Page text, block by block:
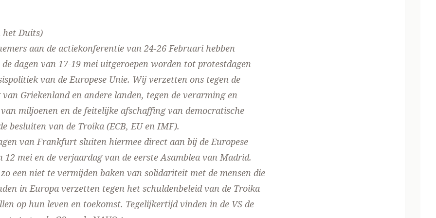
het Duits)
aan de actiekonferentie van 24-26 Februari hebben
dagen van 17-19 mei uitgeroepen worden tot protestdagen
van de Europese Unie. Wij verzetten ons tegen de
Griekenland en andere landen, tegen de verarming en
miljoenen en de feitelijke afschaffing van democratische
besluiten van de Troika (ECB, EU en IMF).
van Frankfurt sluiten hiermee direct aan bij de Europese
12 mei en de verjaardag van de eerste Asamblea van Madrid.
een niet te vermijden baken van solidariteit met de mensen die
in Europa verzetten tegen het schuldenbeleid van de Troika
op hun leven en toekomst. Tegelijkertijd vinden in de VS de